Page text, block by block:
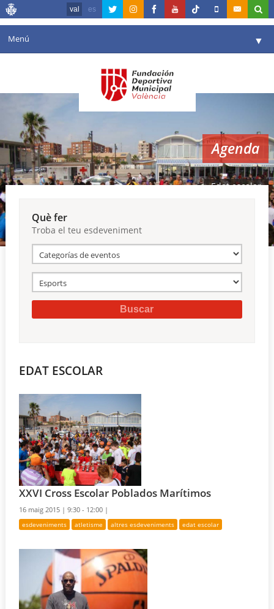
val es
Menú ▼
Agenda
Instal·lacions
Comunicació ▼
València en esport ▼
Reserves
Agenda
Edat escolar
Què fer
Troba el teu esdeveniment
EDAT ESCOLAR
XXVI Cross Escolar Poblados Marítimos
16 maig 2015 |9:30 - 12:00 |
esdeveniments atletisme altres esdeveniments edat escolar